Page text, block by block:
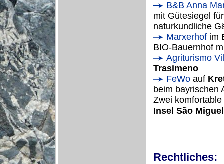
B&B Anna
mit Gütesiegel
naturkundliche
Marxerhofim
BIO-Bauernhof
Agriturismo
Trasimeno
FeWoauf
beim bayrischen
Zwei
Insel São Miguel
Rechtliches: